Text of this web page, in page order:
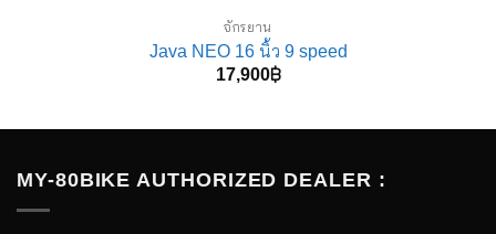
จักรยาน
Java NEO 16 นิ้ว 9 speed
17,900฿
MY-80BIKE AUTHORIZED DEALER :